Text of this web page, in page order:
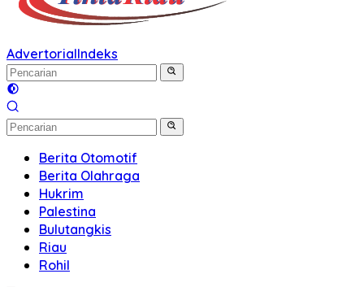
AdvertorialIndeks
Berita Otomotif
Berita Olahraga
Hukrim
Palestina
Bulutangkis
Riau
Rohil